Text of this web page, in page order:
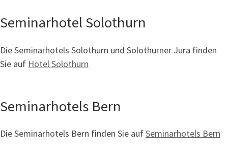
Seminarhotel Solothurn
Die Seminarhotels Solothurn und Solothurner Jura finden
Sie auf Hotel Solothurn
Seminarhotels Bern
Die Seminarhotels Bern finden Sie aufSeminarhotels Bern